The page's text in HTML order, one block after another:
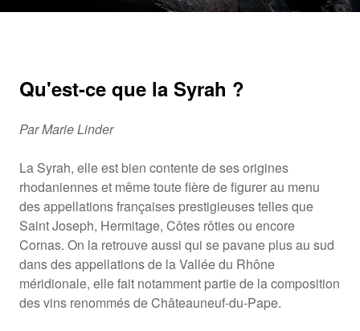
Qu'est-ce que la Syrah ?
Par Marie Linder
La Syrah, elle est bien contente de ses origines
rhodaniennes et même toute fière de figurer au menu
des appellations françaises prestigieuses telles que
Saint Joseph, Hermitage, Côtes rôties ou encore
Cornas. On la retrouve aussi qui se pavane plus au sud
dans des appellations de la Vallée du Rhône
méridionale, elle fait notamment partie de la composition
des vins renommés de Châteauneuf-du-Pape.